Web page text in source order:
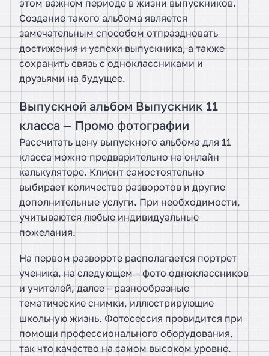
этом важном периоде в жизни выпускников.
Создание такого альбома является
замечательным способом отпраздновать
достижения и успехи выпускника, а также
сохранить связь с одноклассниками и
друзьями на будущее.
Выпускной альбом Выпускник 11
класса — Промо фотографии
Рассчитать цену выпускного альбома для 11
класса можно предварительно на онлайн
калькуляторе. Клиент самостоятельно
выбирает количество разворотов и другие
дополнительные услуги. При необходимости,
учитываются любые индивидуальные
пожелания.
На первом развороте располагается портрет
ученика, на следующем – фото одноклассников
и учителей, далее – разнообразные
тематические снимки, иллюстрирующие
школьную жизнь. Фотосессия провидится при
помощи профессионального оборудования,
так что качество на самом высоком уровне.